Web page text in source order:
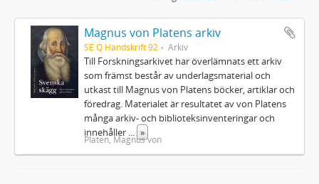
Magnus von Platens arkiv
SE Q Handskrift 92 Arkiv
Till Forskningsarkivet har överlämnats ett arkiv
som främst består av underlagsmaterial och
utkast till Magnus von Platens böcker, artiklar och
föredrag. Materialet är resultatet av von Platens
många arkiv- och biblioteksinventeringar och
innehåller
»
Platen, Magnus von